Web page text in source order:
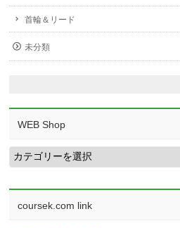
首輪＆リード
未分類
WEB Shop
WEB
Shop
coursek.com link